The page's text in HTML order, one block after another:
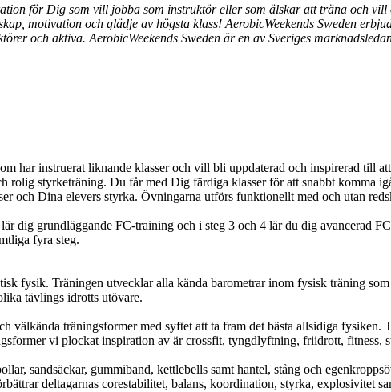
för Dig som vill jobba som instruktör eller som älskar att träna och
motivation och glädje av högsta klass! AerobicWeekends Sweden
och aktiva. AerobicWeekends Sweden är en av Sveriges
har instruerat liknande klasser och vill bli uppdaterad och inspirerad till att
rolig styrketräning. Du får med Dig färdiga klasser för att snabbt komma
och Dina elevers styrka. Övningarna utförs funktionellt med och utan
dig grundläggande FC-training och i steg 3 och 4 lär du dig avancerad
fyra steg.
fysik. Träningen utvecklar alla kända barometrar inom fysisk träning
tävlings idrotts utövare.
välkända träningsformer med syftet att ta fram det bästa allsidiga
vi plockat inspiration av är crossfit, tyngdlyftning, friidrott, fitness,
sandsäckar, gummiband, kettlebells samt hantel, stång och
deltagarnas corestabilitet, balans, koordination, styrka, explosivitet